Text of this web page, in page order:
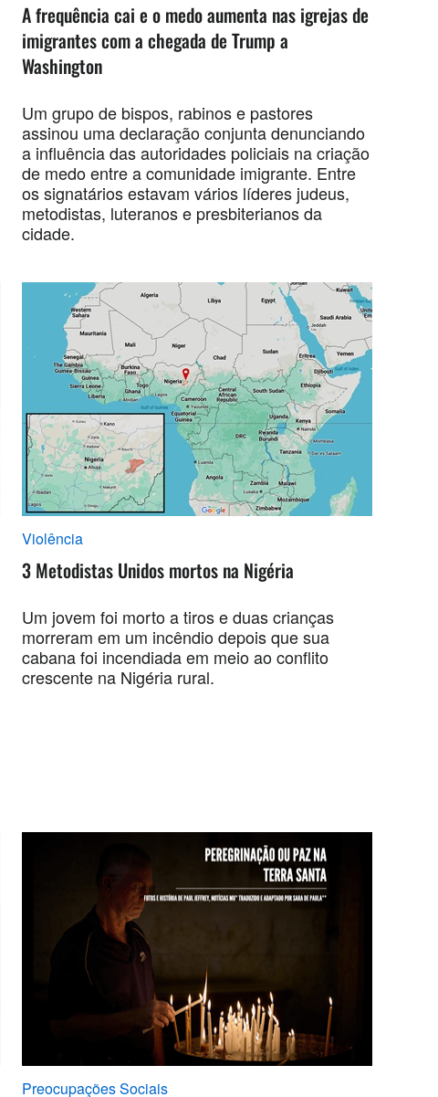
A frequência cai e o medo aumenta nas igrejas de
imigrantes com a chegada de Trump a
Washington
Um grupo de bispos, rabinos e pastores
assinou uma declaração conjunta denunciando
a influência das autoridades policiais na criação
de medo entre a comunidade imigrante. Entre
os signatários estavam vários líderes judeus,
metodistas, luteranos e presbiterianos da
cidade.
Violência
3 Metodistas Unidos mortos na Nigéria
Um jovem foi morto a tiros e duas crianças
morreram em um incêndio depois que sua
cabana foi incendiada em meio ao conflito
crescente na Nigéria rural.
Preocupações Sociais